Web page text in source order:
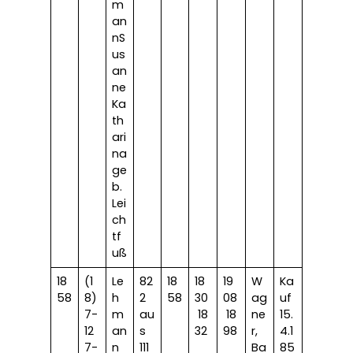
m
an
nS
us
an
ne
Ka
th
ari
na
ge
b.
Lei
ch
tf
uß
18
58
(1
8)
7-
12
7-
Le
h
m
an
n
82
2
au
s
111
18
58
18
30
18
32
19
08
18
98
W
ag
ne
r,
Ba
Ka
uf
15.
4.1
85